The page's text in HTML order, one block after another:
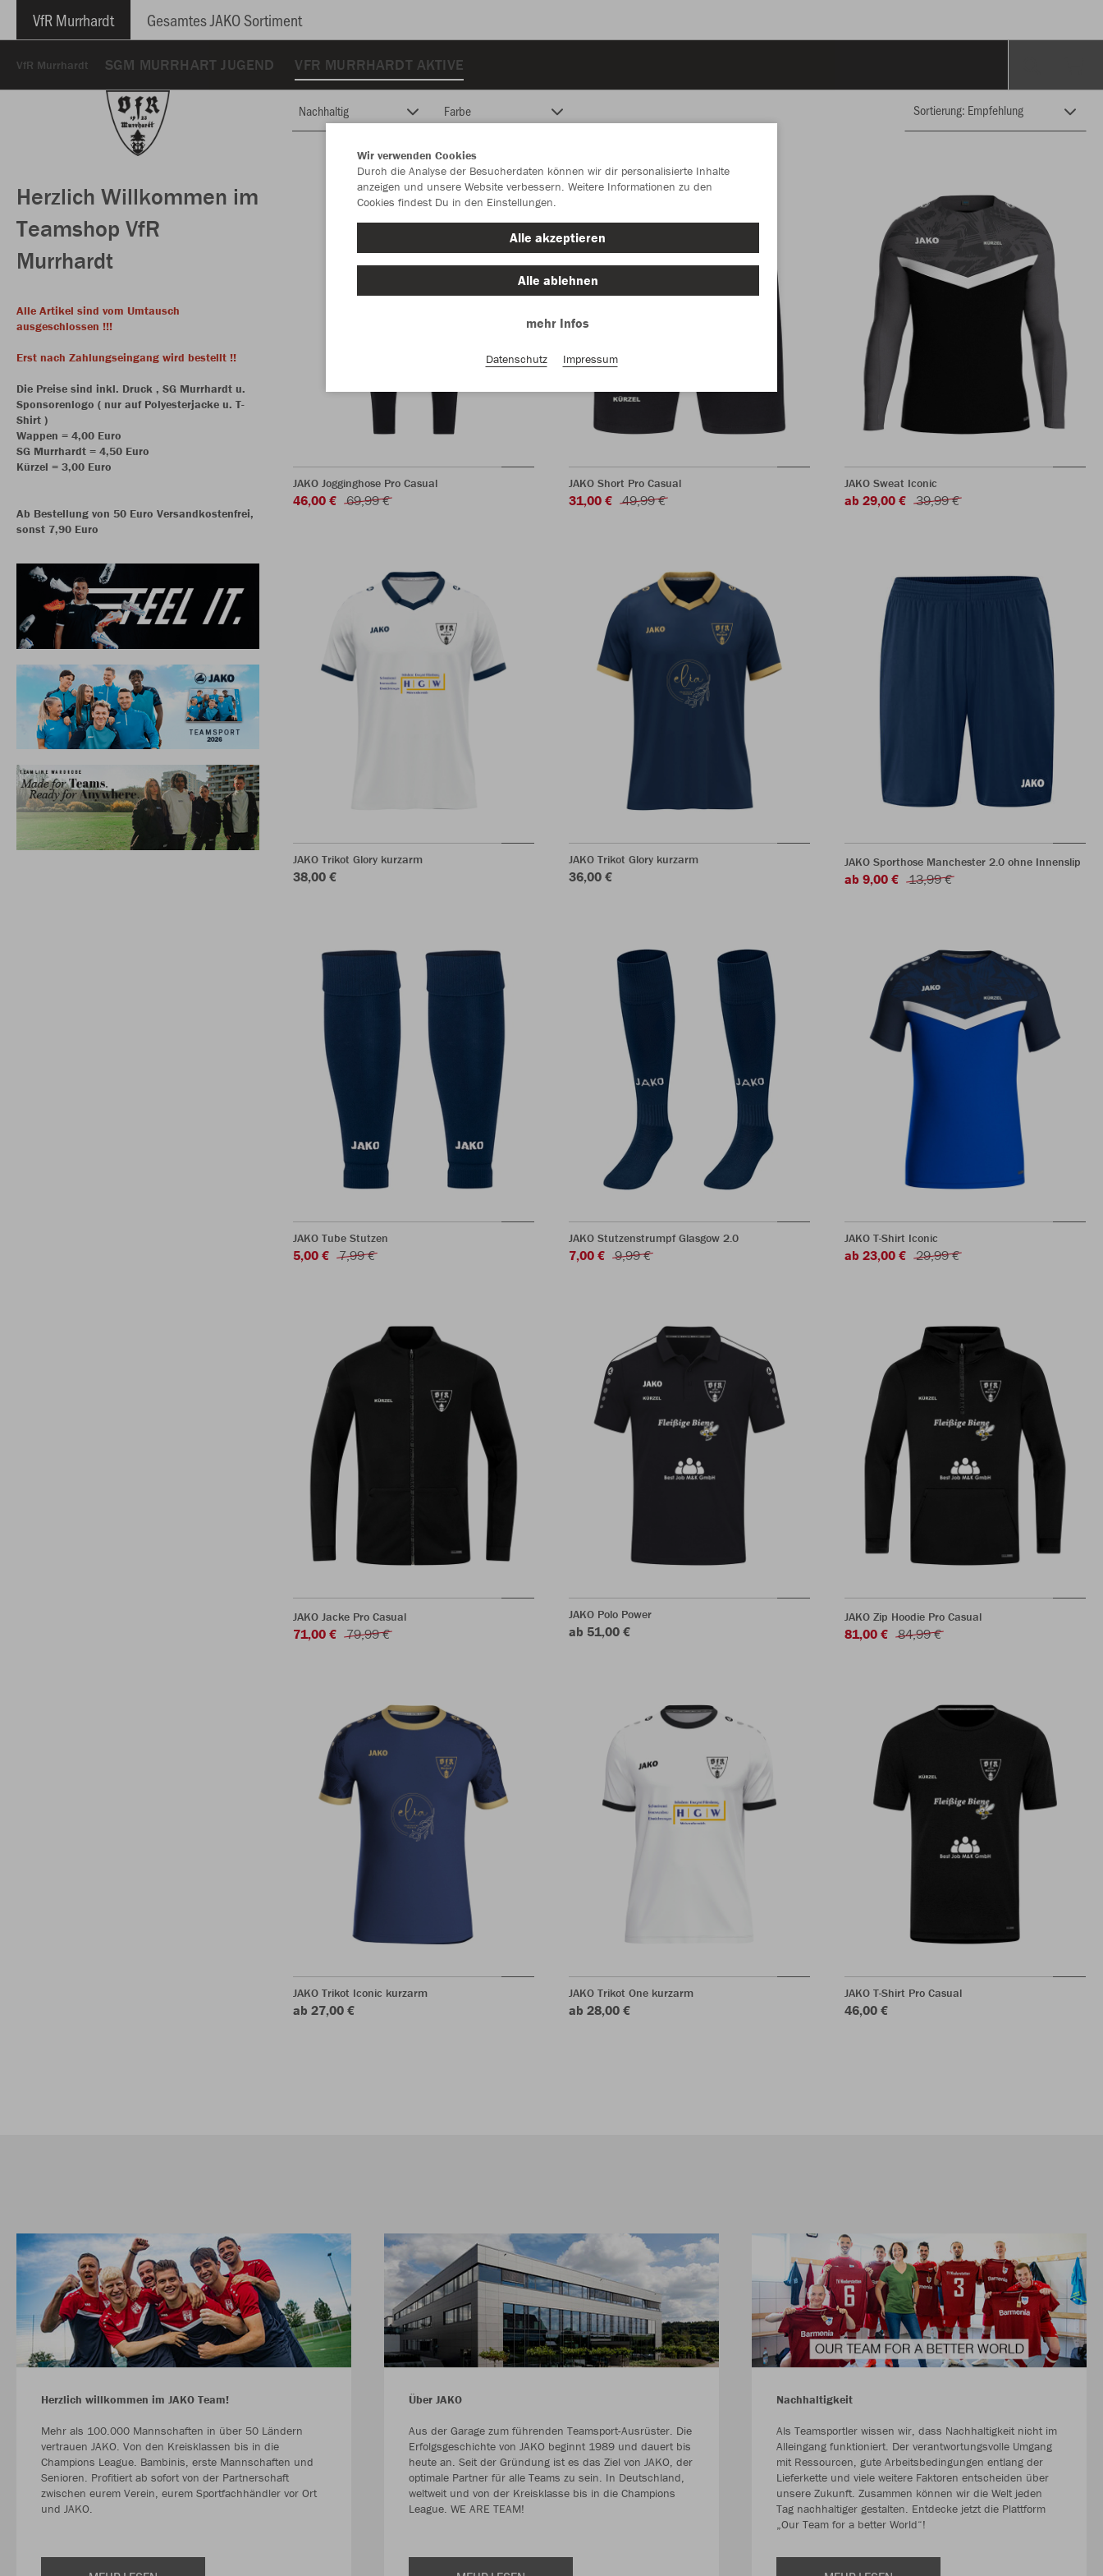
VfR Murrhardt Gesamtes JAKO Sortiment
VfR Murrhardt SGM MURRHART JUGEND VFR MURRHARDT AKTIVE
Herzlich Willkommen im
Teamshop VfR
Murrhardt
Alle Artikel sind vom Umtausch
ausgeschlossen !!!
Erst nach Zahlungseingang wird bestellt !!
Die Preise sind inkl. Druck , SG Murrhardt u.
Sponsorenlogo ( nur auf Polyesterjacke u. T-
Shirt )
Wappen = 4,00 Euro
SG Murrhardt = 4,50 Euro
Kürzel = 3,00 Euro
Ab Bestellung von 50 Euro Versandkostenfrei,
sonst 7,90 Euro
Nachhaltig Farbe
JAKO Jogginghose Pro Casual
46,00 € 69,99 €
JAKO Short Pro Casual
31,00 € 49,99 €
JAKO Sweat Iconic
ab 29,00 € 39,99 €
JAKO Trikot Glory kurzarm
38,00 €
JAKO Trikot Glory kurzarm
36,00 €
JAKO Sporthose Manchester 2.0 ohne Innenslip
ab 9,00 € 13,99 €
JAKO Tube Stutzen
5,00 € 7,99 €
JAKO Stutzenstrumpf Glasgow 2.0
7,00 € 9,99 €
JAKO T-Shirt Iconic
ab 23,00 € 29,99 €
JAKO Jacke Pro Casual
71,00 € 79,99 €
JAKO Polo Power
ab 51,00 €
JAKO Zip Hoodie Pro Casual
81,00 € 84,99 €
JAKO Trikot Iconic kurzarm
ab 27,00 €
JAKO Trikot One kurzarm
ab 28,00 €
JAKO T-Shirt Pro Casual
46,00 €
Herzlich willkommen im JAKO Team!
Mehr als 100.000 Mannschaften in über 50 Ländern
vertrauen JAKO. Von den Kreisklassen bis in die
Champions League. Bambinis, erste Mannschaften und
Senioren. Profitiert ab sofort von der Partnerschaft
zwischen eurem Verein, eurem Sportfachhändler vor Ort
und JAKO.
Über JAKO
Aus der Garage zum führenden Teamsport-Ausrüster. Die
Erfolgsgeschichte von JAKO beginnt 1989 und dauert bis
heute an. Seit der Gründung ist es das Ziel von JAKO, der
optimale Partner für alle Teams zu sein. In Deutschland,
weltweit und von der Kreisklasse bis in die Champions
League. WE ARE TEAM!
Nachhaltigkeit
Als Teamsportler wissen wir, dass Nachhaltigkeit nicht im
Alleingang funktioniert. Der verantwortungsvolle Umgang
mit Ressourcen, gute Arbeitsbedingungen entlang der
Lieferkette und viele weitere Faktoren entscheiden über
unsere Zukunft. Zusammen können wir die Welt jeden
Tag nachhaltiger gestalten. Entdecke jetzt die Plattform
„Our Team for a better World“!
Wir verwenden Cookies
Durch die Analyse der Besucherdaten können wir dir personalisierte Inhalte
anzeigen und unsere Website verbessern. Weitere Informationen zu den
Cookies findest Du in den Einstellungen.
Alle akzeptieren
Alle ablehnen
mehr Infos
Datenschutz Impressum